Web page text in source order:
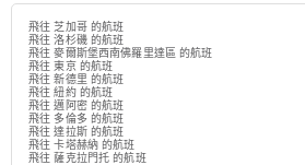
飛往 芝加哥 的航班
飛往 洛杉磯 的航班
飛往 麥爾斯堡西南佛羅里達區 的航班
飛往 東京 的航班
飛往 新德里 的航班
飛往 紐約 的航班
飛往 邁阿密 的航班
飛往 多倫多 的航班
飛往 達拉斯 的航班
飛往 卡塔赫納 的航班
飛往 薩克拉門托 的航班